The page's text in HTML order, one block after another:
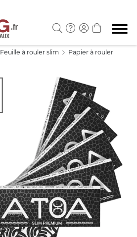
Feuille à rouler slim
Papier à rouler